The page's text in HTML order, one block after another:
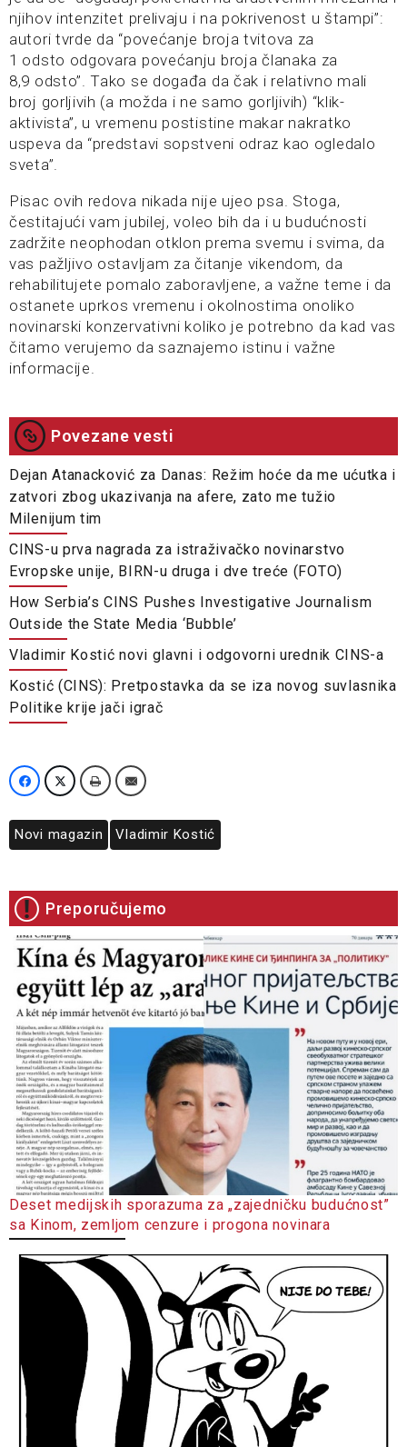
njihov intenzitet prelivaju i na pokrivenost u štampi”:
autori tvrde da “povećanje broja tvitova za
1 odsto odgovara povećanju broja članaka za
8,9 odsto”. Tako se događa da čak i relativno mali
broj gorljivih (a možda i ne samo gorljivih) “klik-
aktivista”, u vremenu postistine makar nakratko
uspeva da “predstavi sopstveni odraz kao ogledalo
sveta”.
Pisac ovih redova nikada nije ujeo psa. Stoga,
čestitajući vam jubilej, voleo bih da i u budućnosti
zadržite neophodan otklon prema svemu i svima, da
vas pažljivo ostavljam za čitanje vikendom, da
rehabilitujete pomalo zaboravljene, a važne teme i da
ostanete uprkos vremenu i okolnostima onoliko
novinarski konzervativni koliko je potrebno da kad vas
čitamo verujemo da saznajemo istinu i važne
informacije.
Povezane vesti
Dejan Atanacković za Danas: Režim hoće da me ućutka i
zatvori zbog ukazivanja na afere, zato me tužio
Milenijum tim
CINS-u prva nagrada za istraživačko novinarstvo
Evropske unije, BIRN-u druga i dve treće (FOTO)
How Serbia’s CINS Pushes Investigative Journalism
Outside the State Media ‘Bubble’
Vladimir Kostić novi glavni i odgovorni urednik CINS-a
Kostić (CINS): Pretpostavka da se iza novog suvlasnika
Politike krije jači igrač
Novi magazin Vladimir Kostić
Preporučujemo
Deset medijskih sporazuma za „zajedničku budućnost”
sa Kinom, zemljom cenzure i progona novinara